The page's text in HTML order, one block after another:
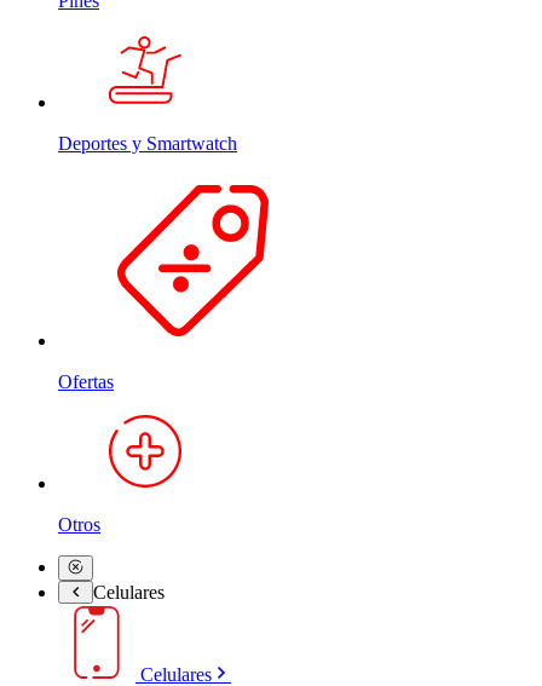
Deportes y Smartwatch
Ofertas
Otros
Celulares
Celulares